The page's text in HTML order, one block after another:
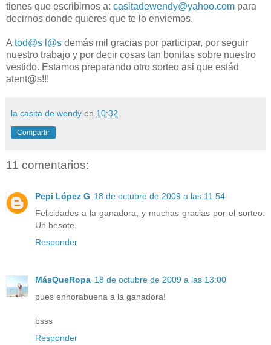
tienes que escribirnos a: casitadewendy@yahoo.com para
decirnos donde quieres que te lo enviemos.
A tod@s l@s demás mil gracias por participar, por seguir
nuestro trabajo y por decir cosas tan bonitas sobre nuestro
vestido. Estamos preparando otro sorteo asi que estád
atent@s!!!
la casita de wendy en 10:32
Compartir
11 comentarios:
Pepi López G 18 de octubre de 2009 a las 11:54
Felicidades a la ganadora, y muchas gracias por el sorteo.
Un besote.
Responder
MásQueRopa 18 de octubre de 2009 a las 13:00
pues enhorabuena a la ganadora!
bsss
Responder